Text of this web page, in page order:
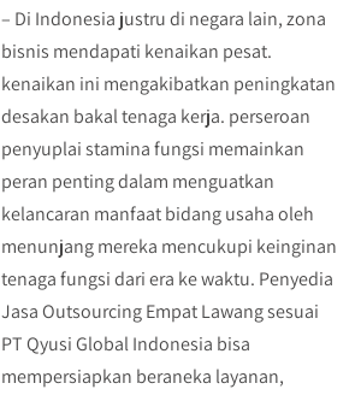
– Di Indonesia justru di negara lain, zona
bisnis mendapati kenaikan pesat.
kenaikan ini mengakibatkan peningkatan
desakan bakal tenaga kerja. perseroan
penyuplai stamina fungsi memainkan
peran penting dalam menguatkan
kelancaran manfaat bidang usaha oleh
menunjang mereka mencukupi keinginan
tenaga fungsi dari era ke waktu. Penyedia
Jasa Outsourcing Empat Lawang sesuai
PT Qyusi Global Indonesia bisa
mempersiapkan beraneka layanan,